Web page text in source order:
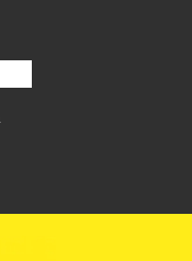
livre anima noites de
Piscina do Teixoso